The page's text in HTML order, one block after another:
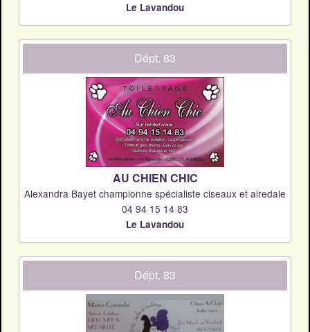
Le Lavandou
Dépt. 83
AU CHIEN CHIC
Alexandra Bayet championne spécialiste ciseaux et airedale
04 94 15 14 83
Le Lavandou
Dépt. 83